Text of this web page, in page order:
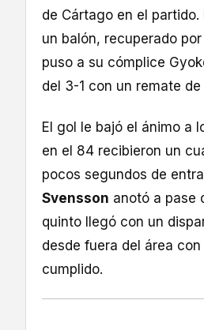
de Cártago en el
un balón, recuperado
puso a su cómplice
del 3-1 con un remate
El gol le bajó el ánimo a
en el 84 recibieron un
pocos segundos de
Svensson anotó a pase
quinto llegó con un
desde fuera del área
cumplido.